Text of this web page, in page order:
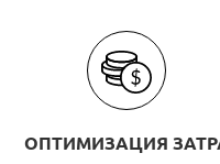
ОПТИМИЗАЦИЯ